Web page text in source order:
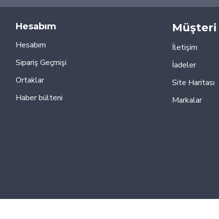
Hesabım
Hesabım
Sipariş Geçmişi
Ortaklar
Haber bülteni
Müşteri
İletişim
İadeler
Site Haritası
Markalar